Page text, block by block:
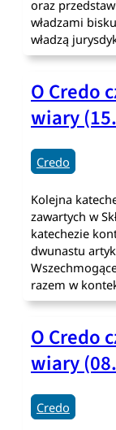
władzami
władzą
O Credo
wiary
Credo
Kolejna
zawartych w
katechezie
dwunastu
razem w
O Credo
wiary
Credo